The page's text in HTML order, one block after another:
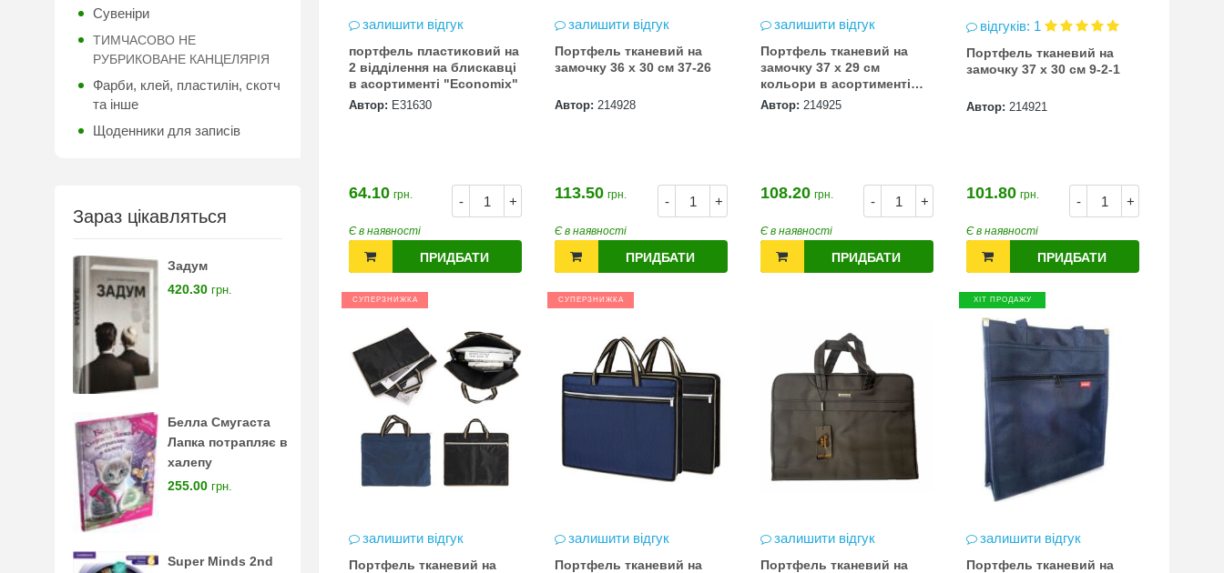
Сувеніри
ТИМЧАСОВО НЕ
РУБРИКОВАНЕ КАНЦЕЛЯРІЯ
Фарби, клей, пластилін, скотч
та інше
Щоденники для записів
Зараз цікавляться
Задум
420.30 грн.
Белла Смугаста
Лапка потрапляє в
халепу
255.00 грн.
Super Minds 2nd
залишити відгук
портфель пластиковий на
2 відділення на блискавці
в асортименті "Economix"
Автор: Е31630
- +
64.10 грн.
Є в наявності
ПРИДБАТИ
залишити відгук
Портфель тканевий на
замочку 36 х 30 см 37-26
Автор: 214928
- +
113.50 грн.
Є в наявності
ПРИДБАТИ
залишити відгук
Портфель тканевий на
замочку 37 х 29 см
кольори в асортименті
0814 / 9-2-6
Автор: 214925
- +
108.20 грн.
Є в наявності
ПРИДБАТИ
відгуків: 1
Портфель тканевий на
замочку 37 х 30 см 9-2-1
Автор: 214921
- +
101.80 грн.
Є в наявності
ПРИДБАТИ
СУПЕРЗНИЖКА
залишити відгук
Портфель тканевий на
СУПЕРЗНИЖКА
залишити відгук
Портфель тканевий на
залишити відгук
Портфель тканевий на
ХІТ ПРОДАЖУ
залишити відгук
Портфель тканевий на